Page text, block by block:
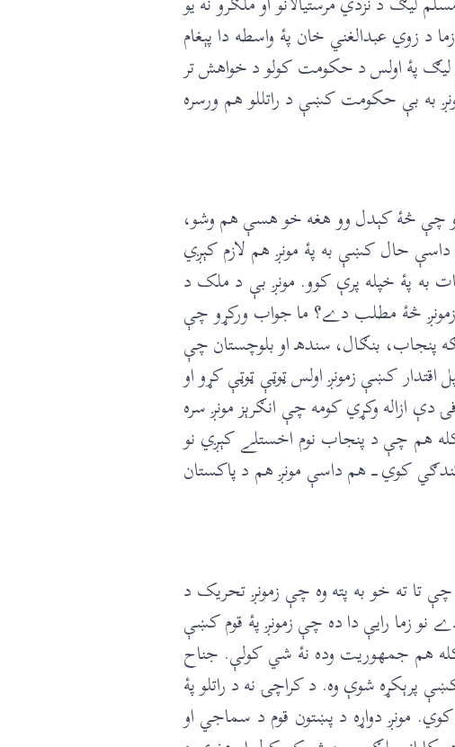
زوي عبدالغني خان پۀ واسطه دا پېغام
ليګ پۀ اولس د حکومت کولو د خواهش تر
به بې حکومت کښې د راتللو هم ورسره
چې څۀ کېدل وو هغه خو هسې هم وشو،
حال کښې به پۀ مونږ هم لازم کېږي
به پۀ خپله پرې کوو. مونږ بې د ملک د
زمونږ څۀ مطلب دے؟ ما جواب ورکړو چې
پنجاب، بنګال، سندهـ او بلوچستان چې
کښې زمونږ اولس ټوټې ټوټې کړو او
دې ازاله وکړي کومه چې انګرېز مونږ سره
هم چې د پنجاب نوم اخستلے کېږي نو
کوي ـــ هم داسې مونږ هم د پاکستان
تا ته خو به پته وه چې زمونږ تحريک د
زما رایې دا ده چې زمونږ پۀ قوم کښې
هم جمهوريت وده نۀ شي کولې. جناح
پرېکړه شوې وه. د کراچۍ نه د راتلو پۀ
مونږ دواړه د پښتون قوم د سماجي او